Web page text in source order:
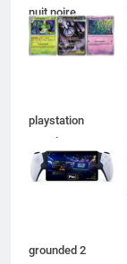
nuit noire
playstation
portal pro
grounded 2